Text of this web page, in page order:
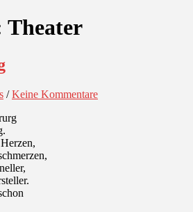
Theater
/Keine Kommentare